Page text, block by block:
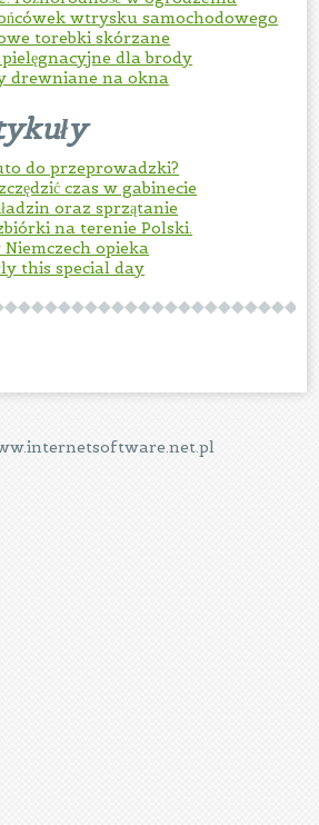
wtrysku samochodowego
torebki skórzane
dla brody
drewniane na okna
do przeprowadzki?
czas w gabinecie
oraz sprzątanie
na terenie Polski.
opieka
this special day